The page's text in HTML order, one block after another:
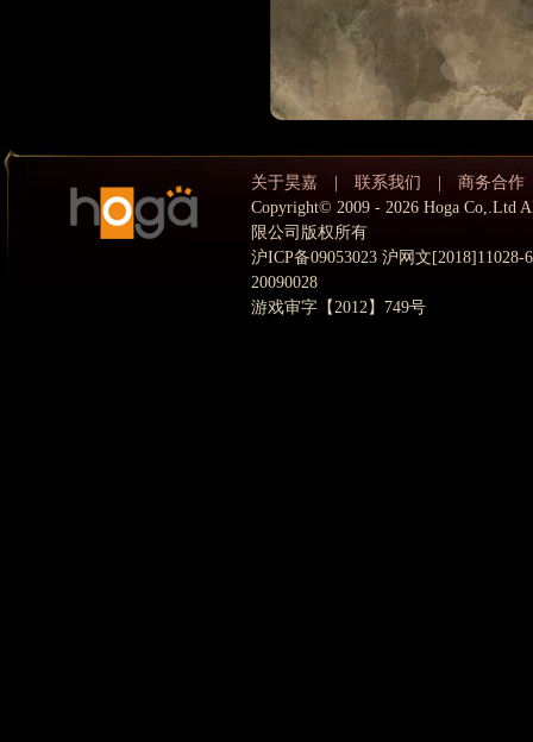
关于昊嘉 | 联系我们 | 商务合作
Copyright© 2009 - 2026 Hoga Co,.Ltd
限公司版权所有
沪ICP备09053023 沪网文
20090028
游戏审字【2012】749号